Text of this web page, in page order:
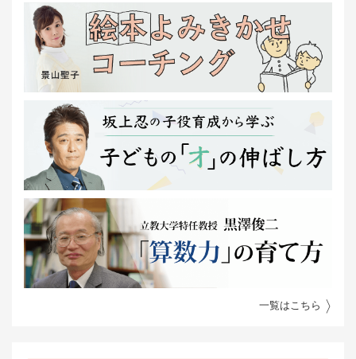
一覧はこちら